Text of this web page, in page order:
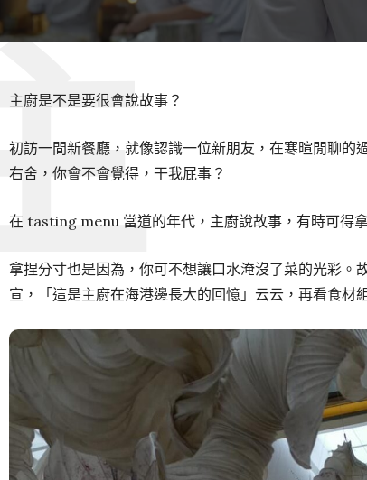
主廚是不是要很會說故事？
初訪一間新餐廳，就像認識一位新朋友，在寒暄閒聊
右舍，你會不會覺得，干我屁事？
在 tasting menu 當道的年代，主廚說故事，有時可得
拿捏分寸也是因為，你可不想讓口水淹沒了菜的光彩
宣，「這是主廚在海港邊長大的回憶」云云，再看食材